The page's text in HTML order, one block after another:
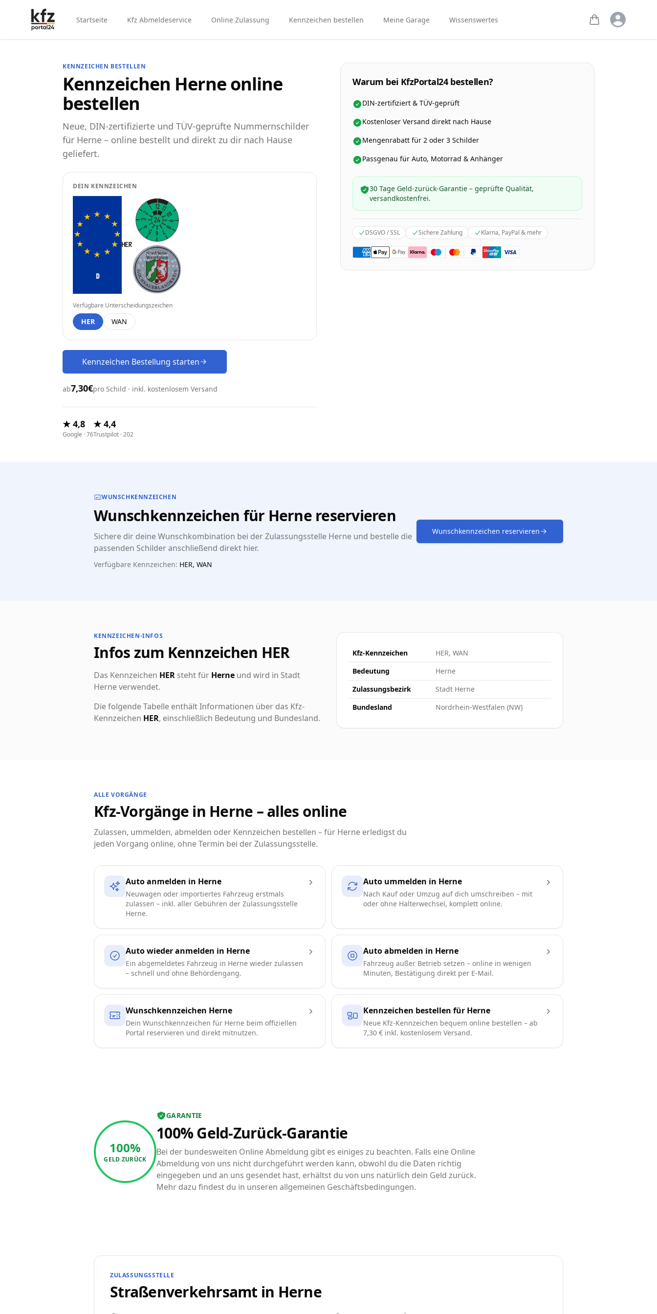
Startseite Kfz Abmeldeservice Online Zulassung Kennzeichen bestellen Meine Garage Wissenswertes Open user
KENNZEICHEN BESTELLEN
Kennzeichen Herne online
bestellen
Neue, DIN-zertifizierte und TÜV-geprüfte Nummernschilder
für Herne – online bestellt und direkt zu dir nach Hause
geliefert.
DEIN KENNZEICHEN
D
Verfügbare Unterscheidungszeichen
HER WAN
Kennzeichen Bestellung starten
ab7,30€pro Schild · inkl. kostenlosem Versand
★ 4,8
Google · 76
★ 4,4
Trustpilot · 202
Warum bei KfzPortal24 bestellen?
DIN-zertifiziert & TÜV-geprüft
Kostenloser Versand direkt nach Hause
Mengenrabatt für 2 oder 3 Schilder
Passgenau für Auto, Motorrad & Anhänger
30 Tage Geld-zurück-Garantie – geprüfte Qualität,
versandkostenfrei.
DSGVO / SSL Sichere Zahlung Klarna, PayPal & mehr
WUNSCHKENNZEICHEN
Wunschkennzeichen für Herne reservieren
Sichere dir deine Wunschkombination bei der Zulassungsstelle Herne und bestelle die
passenden Schilder anschließend direkt hier.
Verfügbare Kennzeichen: HER, WAN
Wunschkennzeichen reservieren
KENNZEICHEN-INFOS
Infos zum Kennzeichen HER
Das Kennzeichen HER steht für Herne und wird in Stadt
Herne verwendet.
Die folgende Tabelle enthält Informationen über das Kfz-
Kennzeichen HER, einschließlich Bedeutung und Bundesland.
Kfz-Kennzeichen
HER, WAN
Bedeutung
Herne
Zulassungsbezirk
Stadt Herne
Bundesland
Nordrhein-Westfalen (NW)
ALLE VORGÄNGE
Kfz-Vorgänge in Herne – alles online
Zulassen, ummelden, abmelden oder Kennzeichen bestellen – für Herne erledigst du
jeden Vorgang online, ohne Termin bei der Zulassungsstelle.
Auto anmelden in Herne
Neuwagen oder importiertes Fahrzeug erstmals
zulassen – inkl. aller Gebühren der Zulassungsstelle
Herne.
Auto ummelden in Herne
Nach Kauf oder Umzug auf dich umschreiben – mit
oder ohne Halterwechsel, komplett online.
Auto wieder anmelden in Herne
Ein abgemeldetes Fahrzeug in Herne wieder zulassen
– schnell und ohne Behördengang.
Auto abmelden in Herne
Fahrzeug außer Betrieb setzen – online in wenigen
Minuten, Bestätigung direkt per E-Mail.
Wunschkennzeichen Herne
Dein Wunschkennzeichen für Herne beim offiziellen
Portal reservieren und direkt mitnutzen.
Kennzeichen bestellen für Herne
Neue Kfz-Kennzeichen bequem online bestellen – ab
7,30 € inkl. kostenlosem Versand.
100%
GELD ZURÜCK
GARANTIE
100% Geld-Zurück-Garantie
Bei der bundesweiten Online Abmeldung gibt es einiges zu beachten. Falls eine Online
Abmeldung von uns nicht durchgeführt werden kann, obwohl du die Daten richtig
eingegeben und an uns gesendet hast, erhältst du von uns natürlich dein Geld zurück.
Mehr dazu findest du in unseren allgemeinen Geschäftsbedingungen.
ZULASSUNGSSTELLE
Straßenverkehrsamt in Herne